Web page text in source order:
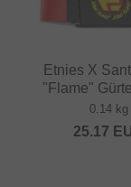
Etnies X
"Flame"
0.14 kg
25.17